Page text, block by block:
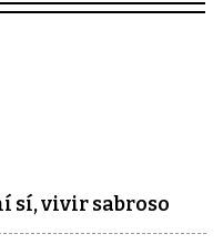
sí, vivir sabroso